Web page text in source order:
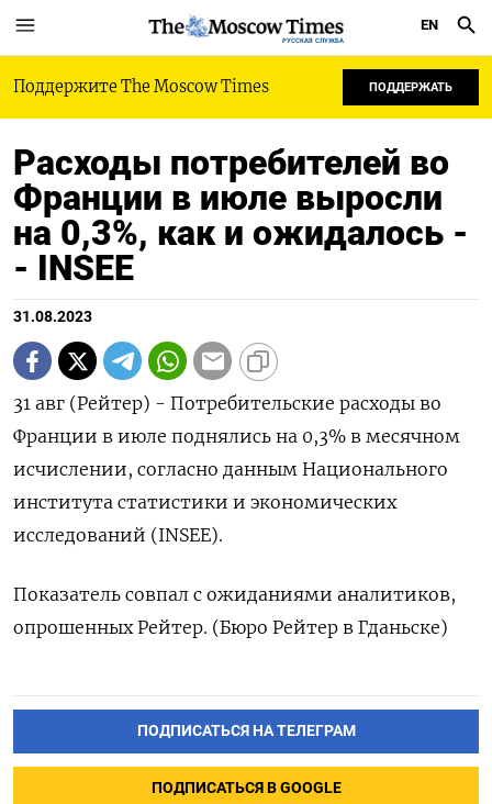
РУССКАЯ СЛУЖБА
EN
Поддержите The Moscow Times ПОДДЕРЖАТЬ
Расходы потребителей во
Франции в июле выросли
на 0,3%, как и ожидалось -
- INSEE
31.08.2023
31 авг (Рейтер) - Потребительские расходы во
Франции в июле поднялись на 0,3% в месячном
исчислении, согласно данным Национального
института статистики и экономических
исследований (INSEE).
Показатель совпал с ожиданиями аналитиков,
опрошенных Рейтер. (Бюро Рейтер в Гданьске)
ПОДПИСАТЬСЯ НА ТЕЛЕГРАМ
ПОДПИСАТЬСЯ В GOOGLE